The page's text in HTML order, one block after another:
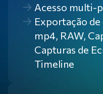
Acesso multi-
Exportação de
mp4, RAW,
Capturas de
Timeline